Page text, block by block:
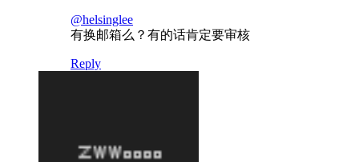
@helsinglee
有换邮箱么？有的话肯定要审核
Reply